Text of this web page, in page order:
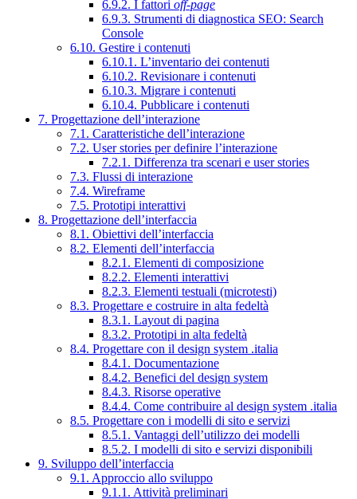
6.9.2. I fattori off-page
6.9.3. Strumenti di diagnostica SEO: Search
Console
6.10. Gestire i contenuti
6.10.1. L’inventario dei contenuti
6.10.2. Revisionare i contenuti
6.10.3. Migrare i contenuti
6.10.4. Pubblicare i contenuti
7. Progettazione dell’interazione
7.1. Caratteristiche dell’interazione
7.2. User stories per definire l’interazione
7.2.1. Differenza tra scenari e user stories
7.3. Flussi di interazione
7.4. Wireframe
7.5. Prototipi interattivi
8. Progettazione dell’interfaccia
8.1. Obiettivi dell’interfaccia
8.2. Elementi dell’interfaccia
8.2.1. Elementi di composizione
8.2.2. Elementi interattivi
8.2.3. Elementi testuali (microtesti)
8.3. Progettare e costruire in alta fedeltà
8.3.1. Layout di pagina
8.3.2. Prototipi in alta fedeltà
8.4. Progettare con il design system .italia
8.4.1. Documentazione
8.4.2. Benefici del design system
8.4.3. Risorse operative
8.4.4. Come contribuire al design system .italia
8.5. Progettare con i modelli di sito e servizi
8.5.1. Vantaggi dell’utilizzo dei modelli
8.5.2. I modelli di sito e servizi disponibili
9. Sviluppo dell’interfaccia
9.1. Approccio allo sviluppo
9.1.1. Attività preliminari